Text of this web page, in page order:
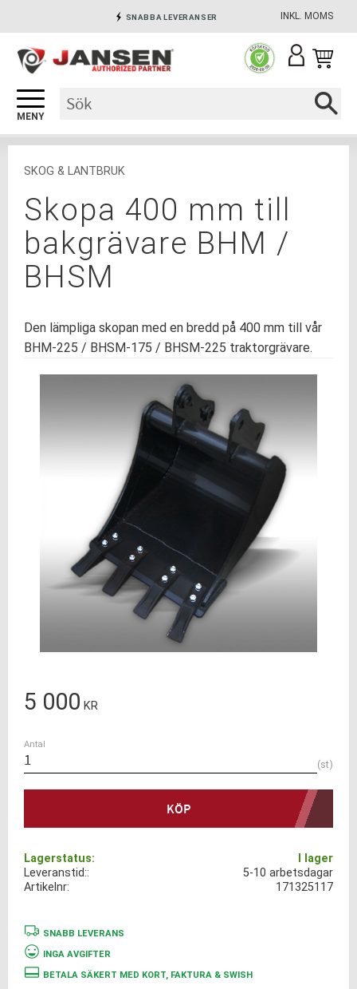
Meny
INKL. MOMS
SNABBA LEVERANSER
SÄKRA BETALNINGAR
SKOG & LANTBRUK
Skopa 400 mm till
bakgrävare BHM /
BHSM
Den lämpliga skopan med en bredd på 400 mm till vår
BHM-225 / BHSM-175 / BHSM-225 traktorgrävare.
5 000 KR
Antal
st
KÖP
Lagerstatus I lager
Artikelnr 171325117
Leveranstid: 5-10 arbetsdagar
SNABB LEVERANS
INGA AVGIFTER
BETALA SÄKERT MED KORT, FAKTURA & SWISH